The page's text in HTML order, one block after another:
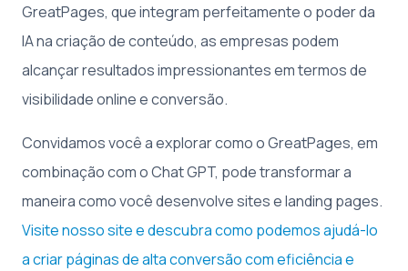
GreatPages, que integram perfeitamente o poder da
IA na criação de conteúdo, as empresas podem
alcançar resultados impressionantes em termos de
visibilidade online e conversão.
Convidamos você a explorar como o GreatPages, em
combinação com o Chat GPT, pode transformar a
maneira como você desenvolve sites e landing pages.
Visite nosso site e descubra como podemos ajudá-lo
a criar páginas de alta conversão com eficiência e